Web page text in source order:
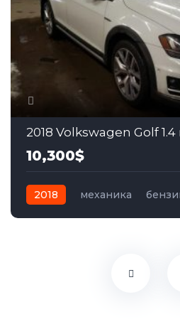
2018 Volkswagen Golf
10,300$
2018 механика